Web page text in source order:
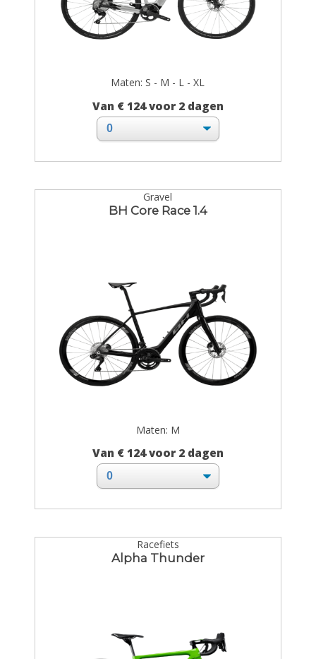
Maten: S - M - L - XL
Van € 124 voor 2 dagen
Gravel
BH Core Race 1.4
Maten: M
Van € 124 voor 2 dagen
Racefiets
Alpha Thunder